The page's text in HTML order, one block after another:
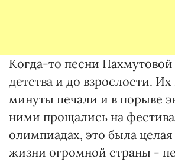
Когда-то песни Пахмутовой
детства и до взрослости.
минуты печали и в порыве
ними прощались на
олимпиадах, это была целая
жизни огромной страны -